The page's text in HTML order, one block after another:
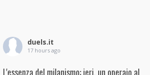
duels.it
17 hours ago
L'essenza del milanismo: ieri, un operaio al